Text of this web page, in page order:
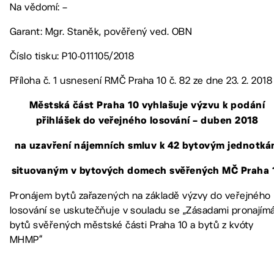
Na vědomí: –
Garant: Mgr. Staněk, pověřený ved. OBN
Číslo tisku: P10-011105/2018
Příloha č. 1 usnesení RMČ Praha 10 č. 82 ze dne 23. 2. 2018
Městská část Praha 10 vyhlašuje výzvu k podání
přihlášek do veřejného losování – duben 2018
na uzavření nájemních smluv k 42 bytovým
situovaným v bytových domech svěřených MČ Praha
Pronájem bytů zařazených na základě výzvy do veřejného
losování se uskutečňuje v souladu se „Zásadami
bytů svěřených městské části Praha 10 a bytů z kvóty
MHMP“